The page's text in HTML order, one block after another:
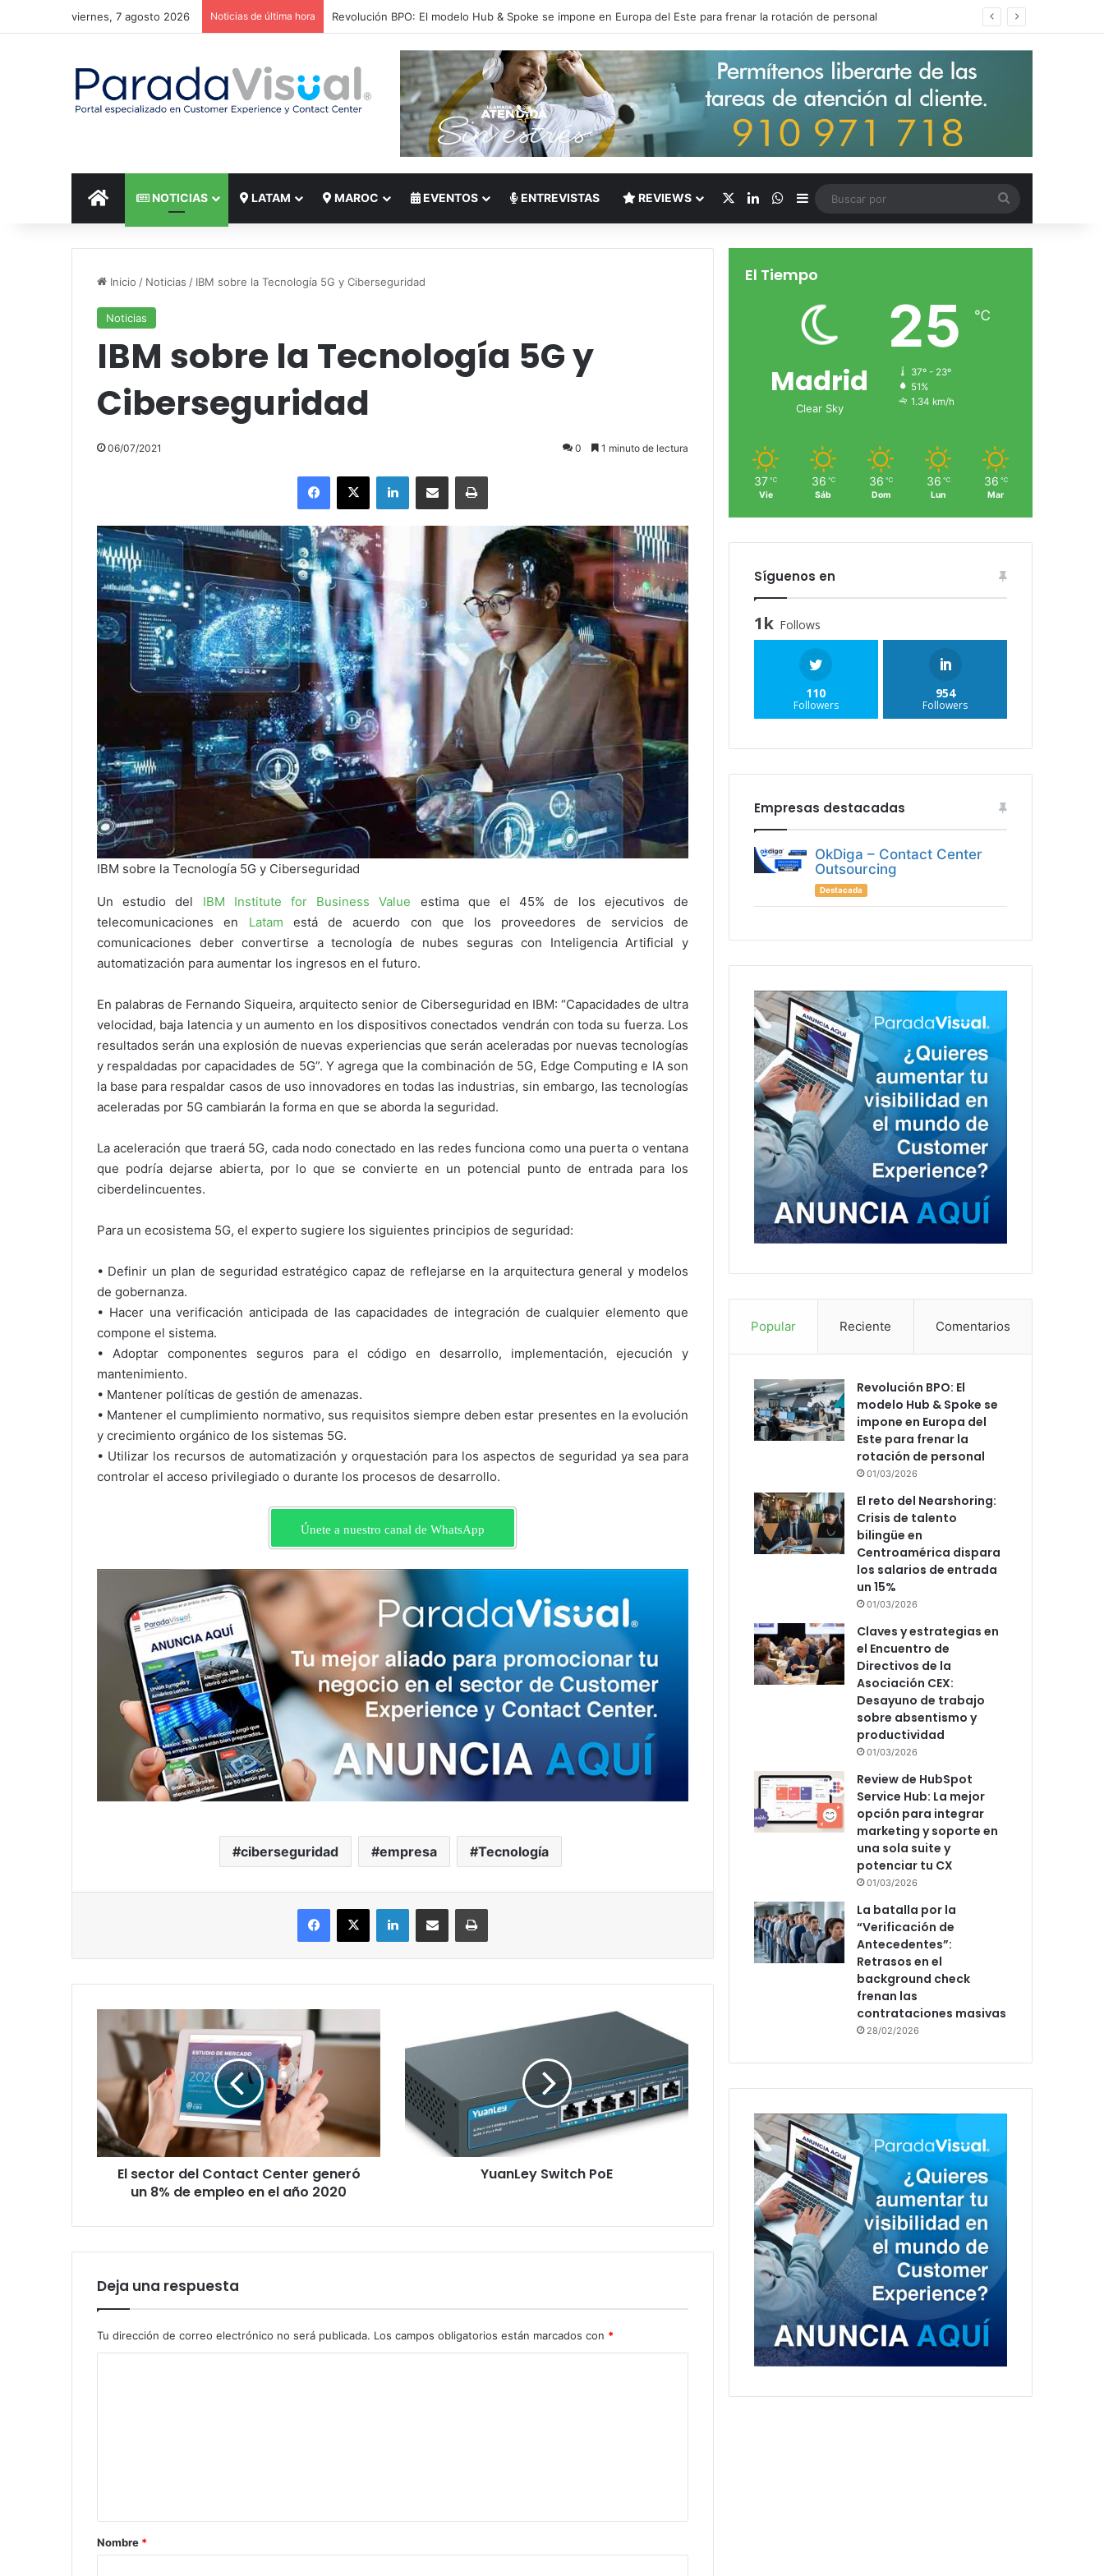
viernes, 7 agosto 2026 Noticias de última hora El reto del Nearshoring: Crisis de talento bilingüe en Centroamérica dispara los salarios de entrada un 15%
INICIO NOTICIAS LATAM MAROC EVENTOS ENTREVISTAS REVIEWS LinkedInWhatsApp
Barra lateral
por
Inicio / Noticias / IBM sobre la Tecnología 5G y Ciberseguridad
Noticias
IBM sobre la Tecnología 5G y
Ciberseguridad
06/07/2021 0 1 minuto de lectura
Facebook
X LinkedInCompartir por correo electrónicoImprimir
IBM sobre la Tecnología 5G y Ciberseguridad
Un estudio del IBM Institute for Business Value estima que el 45% de los ejecutivos de
telecomunicaciones en Latam está de acuerdo con que los proveedores de servicios de
comunicaciones deber convertirse a tecnología de nubes seguras con Inteligencia Artificial y
automatización para aumentar los ingresos en el futuro.
En palabras de Fernando Siqueira, arquitecto senior de Ciberseguridad en IBM: “Capacidades de ultra
velocidad, baja latencia y un aumento en los dispositivos conectados vendrán con toda su fuerza. Los
resultados serán una explosión de nuevas experiencias que serán aceleradas por nuevas tecnologías
y respaldadas por capacidades de 5G”. Y agrega que la combinación de 5G, Edge Computing e IA son
la base para respaldar casos de uso innovadores en todas las industrias, sin embargo, las tecnologías
aceleradas por 5G cambiarán la forma en que se aborda la seguridad.
La aceleración que traerá 5G, cada nodo conectado en las redes funciona como una puerta o ventana
que podría dejarse abierta, por lo que se convierte en un potencial punto de entrada para los
ciberdelincuentes.
Para un ecosistema 5G, el experto sugiere los siguientes principios de seguridad:
• Definir un plan de seguridad estratégico capaz de reflejarse en la arquitectura general y modelos
de gobernanza.
• Hacer una verificación anticipada de las capacidades de integración de cualquier elemento que
compone el sistema.
• Adoptar componentes seguros para el código en desarrollo, implementación, ejecución y
mantenimiento.
• Mantener políticas de gestión de amenazas.
• Mantener el cumplimiento normativo, sus requisitos siempre deben estar presentes en la evolución
y crecimiento orgánico de los sistemas 5G.
• Utilizar los recursos de automatización y orquestación para los aspectos de seguridad ya sea para
controlar el acceso privilegiado o durante los procesos de desarrollo.
Únete a nuestro canal de WhatsApp
ciberseguridad empresa Tecnología
Facebook
X LinkedInCompartir por correo electrónicoImprimir
sector
Contact
Center
generó
un
8%
de
empleo
año
El sector del Contact Center generó
un 8% de empleo en el año 2020
PoE
YuanLey Switch PoE
Deja una respuesta
Tu dirección de correo electrónico no será publicada. Los campos obligatorios están marcados con *
rNombre *
El Tiempo
Madrid
Clear Sky
25 ℃
37º - 23º
51%
1.34 km/h
37 ℃
Vie
36 ℃
Sáb
36 ℃
Dom
36 ℃
Lun
36 ℃
Mar
Síguenos en
1k Follows
110
Followers
954
Followers
Empresas destacadas
OkDiga – Contact Center
Outsourcing
Destacada
Popular Reciente Comentarios
Revolución BPO: El
modelo Hub & Spoke se
impone en Europa del
Este para frenar la
rotación de personal
01/03/2026
El reto del Nearshoring:
Crisis de talento
bilingüe en
Centroamérica dispara
los salarios de entrada
un 15%
01/03/2026
Claves y estrategias en
el Encuentro de
Directivos de la
Asociación CEX:
Desayuno de trabajo
sobre absentismo y
productividad
01/03/2026
Review de HubSpot
Service Hub: La mejor
opción para integrar
marketing y soporte en
una sola suite y
potenciar tu CX
01/03/2026
La batalla por la
“Verificación de
Antecedentes”:
Retrasos en el
background check
frenan las
contrataciones masivas
28/02/2026